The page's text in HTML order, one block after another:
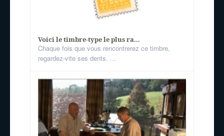
Voici le timbre-type le plus ra...
Chaque fois que vous rencontrerez ce timbre,
regardez-vite ses dents. ...